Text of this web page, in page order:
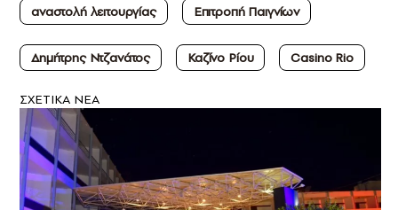
αναστολή λειτουργίας
Επιτροπή Παιγνίων
Δημήτρης Ντζανάτος Καζίνο Ρίου Casino Rio
ΣXETIKA NEA